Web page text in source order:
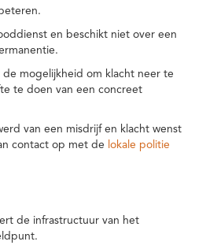
en beschikt niet over een
mogelijkheid om klacht neer te
te doen van een concreet
van een misdrijf en klacht wenst
contact op met de lokale politie
de infrastructuur van het